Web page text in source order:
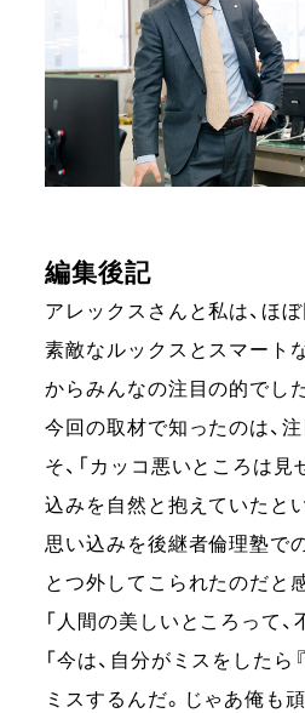
編集後記
アレックスさんと私は、ほ
素敵なルックスとスマート
からみんなの注目の的でした
今回の取材で知ったのは、
そ、「カッコ悪いところは
込みを自然と抱えていたと
思い込みを後継者倫理塾で
とつ外してこられたのだと
「人間の美しいところって、
「今は、自分がミスをした
ミスするんだ。じゃあ俺も